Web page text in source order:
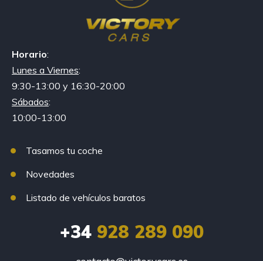
Horario:
Lunes a Viernes:
9:30-13:00 y 16:30-20:00
Sábados:
10:00-13:00
Tasamos tu coche
Novedades
Listado de vehículos baratos
+34928 289 090